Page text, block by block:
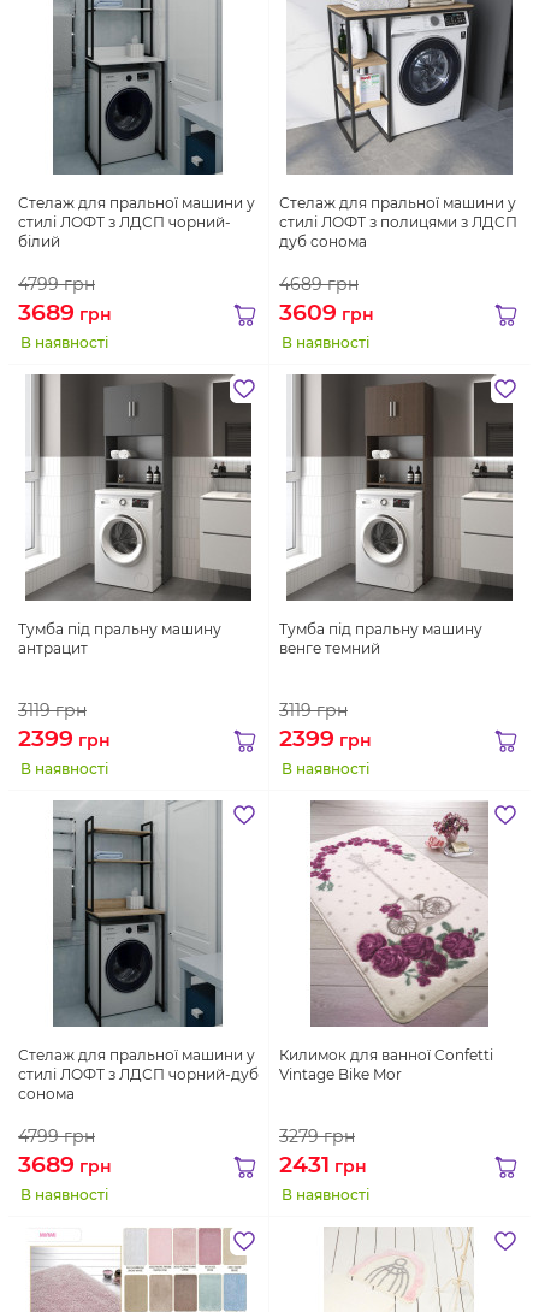
Стелаж для пральної машини у
стилі ЛОФТ з ЛДСП чорний-
білий
4799грн
3689 грн
В наявності
Стелаж для пральної машини у
стилі ЛОФТ з полицями з ЛДСП
дуб сонома
4689грн
3609 грн
В наявності
Тумба під пральну машину
антрацит
3119грн
2399 грн
В наявності
Тумба під пральну машину
венге темний
3119грн
2399 грн
В наявності
Стелаж для пральної машини у
стилі ЛОФТ з ЛДСП чорний-дуб
сонома
4799грн
3689 грн
В наявності
Килимок для ванної Confetti
Vintage Bike Mor
3279грн
2431 грн
В наявності